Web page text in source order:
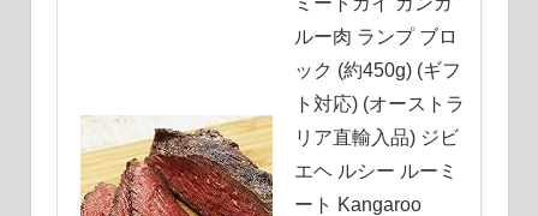
ルー肉 ランプ ブロ
ック (約450g) (ギフ
ト対応) (オーストラ
リア直輸入品) ジビ
エヘ ルシー ルーミ
ート Kangaroo